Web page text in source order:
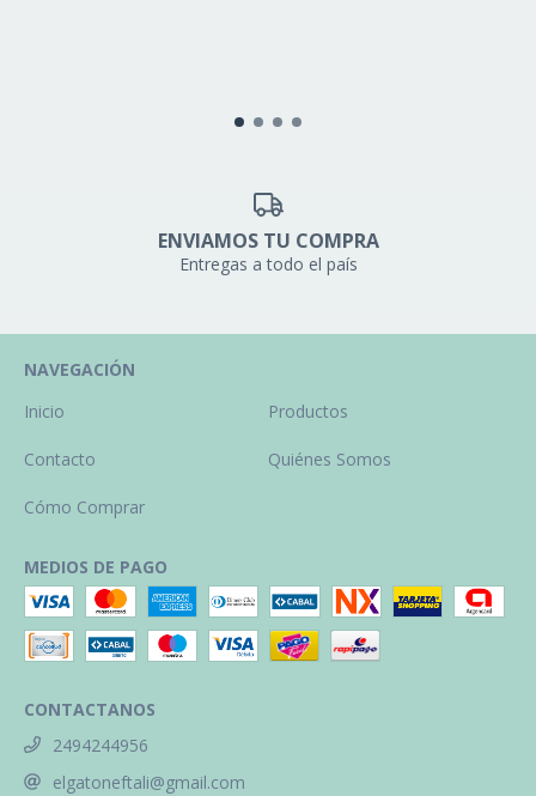
ENVIAMOS TU COMPRA
Entregas a todo el país
NAVEGACIÓN
Inicio
Productos
Contacto Quiénes Somos
Cómo Comprar
MEDIOS DE PAGO
CONTACTANOS
2494244956
elgatoneftali@gmail.com